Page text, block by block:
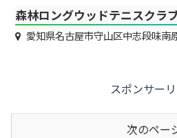
森林ロングウッドテニスクラ
愛知県名古屋市守山区中志段味南
スポンサー
次のペー